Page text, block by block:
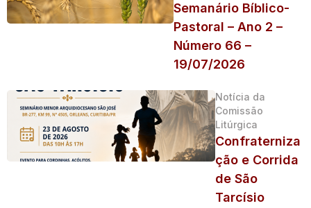
Semanário Bíblico-
Pastoral – Ano 2 –
Número 66 –
19/07/2026
Notícia da
Comissão
Litúrgica
Confraterniza
ção e Corrida
de São
Tarcísio